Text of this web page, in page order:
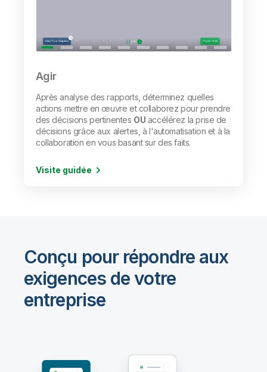
Agir
Après analyse des rapports, déterminez quelles
actions mettre en œuvre et collaborez pour prendre
des décisions pertinentes OU accélérez la prise de
décisions grâce aux alertes, à l'automatisation et à la
collaboration en vous basant sur des faits.
Visite guidée
Conçu pour répondre aux
exigences de votre
entreprise